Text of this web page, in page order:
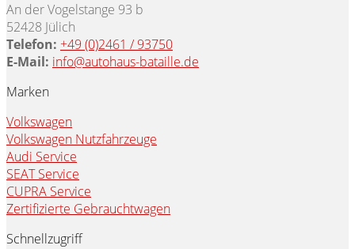
An der Vogelstange 93 b
52428 Jülich
Telefon: +49 (0)2461 / 93750
E-Mail: info@autohaus-bataille.de
Marken
Volkswagen
Volkswagen Nutzfahrzeuge
Audi Service
SEAT Service
CUPRA Service
Zertifizierte Gebrauchtwagen
Schnellzugriff